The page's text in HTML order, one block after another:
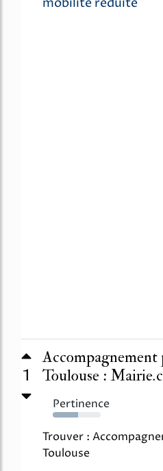
1
Accompagnement
Toulouse :
Pertinence
53%
Trouver :
Toulouse